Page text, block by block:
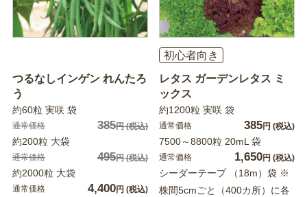
つるなしインゲン れんたろ
う
約60粒 実咲 袋
通常価格 385円(税込)
約200粒 大袋
通常価格 495円(税込)
約2000粒 大袋
通常価格 4,400円 (税込)
初心者向き
レタス ガーデンレタス ミ
ックス
約1200粒 実咲 袋
通常価格 385円 (税込)
7500～8800粒 20mL 袋
通常価格 1,650円 (税込)
シーダーテープ （18m）袋 ※
株間5cmごと（400カ所）に各